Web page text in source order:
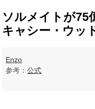
ソルメイトが75
キャシー・ウッ
Enzo
参考：公式